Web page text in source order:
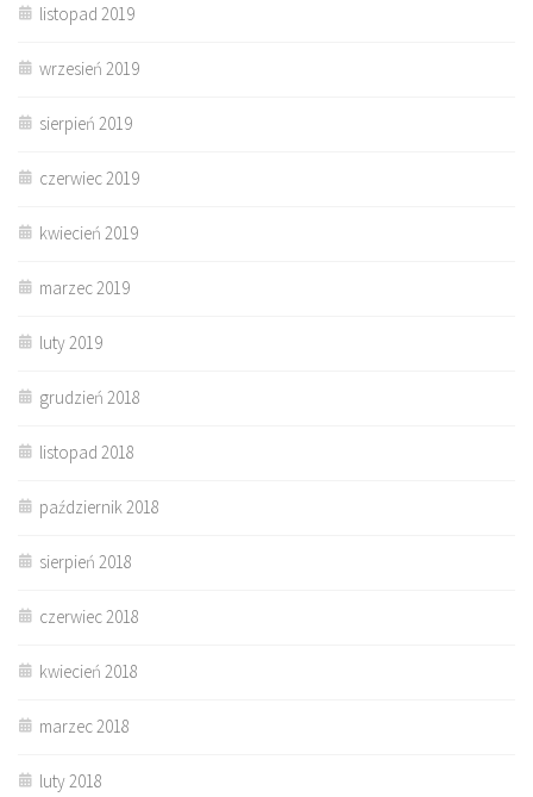
listopad 2019
wrzesień 2019
sierpień 2019
czerwiec 2019
kwiecień 2019
marzec 2019
luty 2019
grudzień 2018
listopad 2018
październik 2018
sierpień 2018
czerwiec 2018
kwiecień 2018
marzec 2018
luty 2018